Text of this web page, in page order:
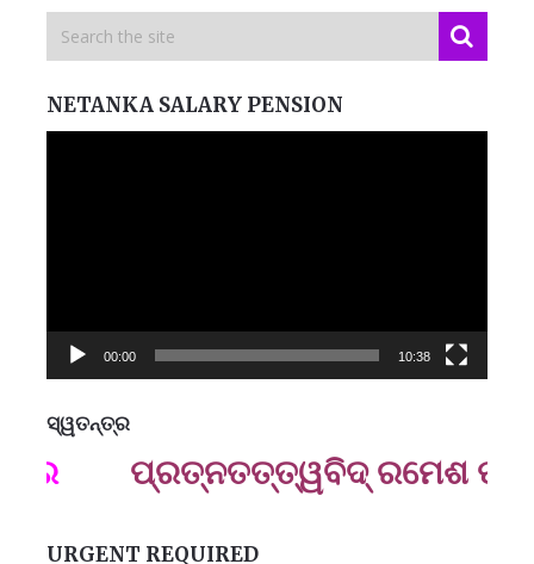
NETANKA SALARY PENSION
00:00 10:38
ସ୍ୱତନ୍ତ୍ର
ପ୍ରତ୍ନତ‌ତ୍ତ୍ୱବିଦ୍ ରମେଶ
URGENT REQUIRED